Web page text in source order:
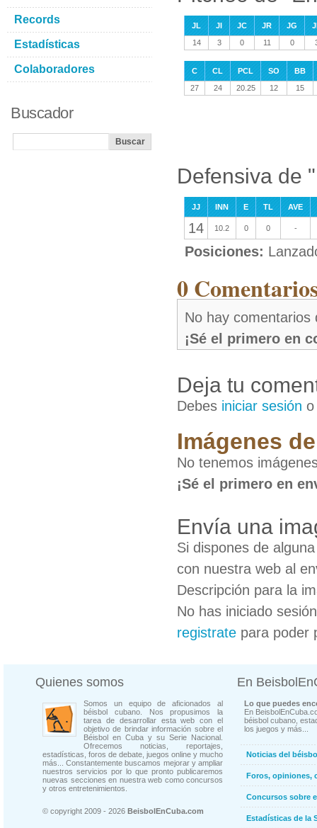
JL JI JC JR JG
14
3 0 11 0
C CL PCL SO
BB
27
24 20.25 12 15
Defensiva de
JJ INN E TL AVE
14 10.2 0 0 -
Posiciones:
0
No hay comentarios
¡Sé el primero en
Deja tu
Debes iniciar sesión
Imágenes
No tenemos
¡Sé el primero en
Envía una
Si dispones de
con nuestra web al
Descripción para la
No has iniciado
registrate para poder
Records
Estadísticas
Colaboradores
Buscador
Quienes somos
Somos un equipo de aficionados al
béisbol cubano. Nos propusimos la
tarea de desarrollar esta web con el
objetivo de brindar información sobre el
Béisbol en Cuba y su Serie Nacional.
Ofrecemos noticias, reportajes,
estadísticas, foros de debate, juegos online y mucho
más... Constantemente buscamos mejorar y ampliar
nuestros servicios por lo que pronto publicaremos
nuevas secciones en nuestra web como concursos
y otros entretenimientos.
© copyright 2009 - 2026 BeisbolEnCuba.com
En
Lo que puedes
En
béisbol cubano,
los juegos y más...
Noticias del
Foros, opiniones,
Concursos sobre
Estadísticas de la